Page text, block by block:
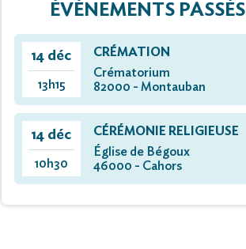
ÉVÈNEMENTS PASSÉS
14 déc
13h15
CRÉMATION
Crématorium
82000 - Montauban
14 déc
10h30
CÉRÉMONIE RELIGIEUSE
Église de Bégoux
46000 - Cahors